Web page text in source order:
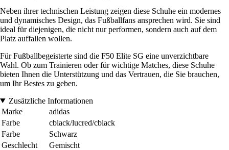
Neben ihrer technischen Leistung zeigen diese Schuhe ein modernes
und dynamisches Design, das Fußballfans ansprechen wird. Sie sind
ideal für diejenigen, die nicht nur performen, sondern auch auf dem
Platz auffallen wollen.
Für Fußballbegeisterte sind die F50 Elite SG eine unverzichtbare
Wahl. Ob zum Trainieren oder für wichtige Matches, diese Schuhe
bieten Ihnen die Unterstützung und das Vertrauen, die Sie brauchen,
um Ihr Bestes zu geben.
Zusätzliche Informationen
Marke
adidas
Farbe
cblack/lucred/cblack
Farbe
Schwarz
Geschlecht
Gemischt